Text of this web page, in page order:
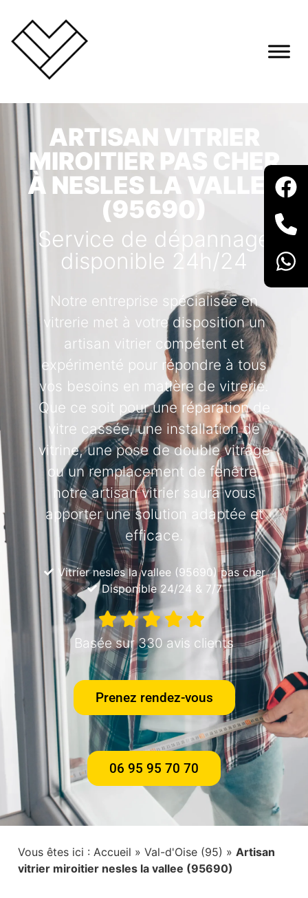
ARTISAN VITRIER
MIROITIER PAS CHER
À NESLES LA VALLEE
(95690)
Service de dépannage
disponible 24h/24
Notre entreprise spécialisée en
vitrerie met à votre disposition un
artisan vitrier compétent et
expérimenté pour répondre à tous
vos besoins en matière de vitrerie.
Que ce soit pour une réparation de
vitre cassée, une installation de
vitrine, une pose de double vitrage
ou un remplacement de fenêtre,
notre artisan vitrier saura vous
apporter une solution adaptée et
efficace.
Vitrier nesles la vallee (95690) pas cher
Disponible 24/24 & 7/7
Basée sur 330 avis clients
Prenez rendez-vous
06 95 95 70 70
Vous êtes ici : Accueil » Val-d'Oise (95) » Artisan
vitrier miroitier nesles la vallee (95690)